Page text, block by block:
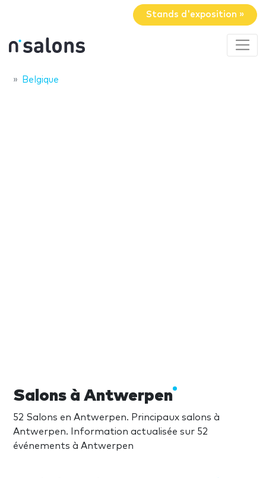
Stands d'exposition »
Belgique
Salons à Antwerpen
52 Salons en Antwerpen. Principaux salons à
Antwerpen. Information actualisée sur 52
événements à Antwerpen